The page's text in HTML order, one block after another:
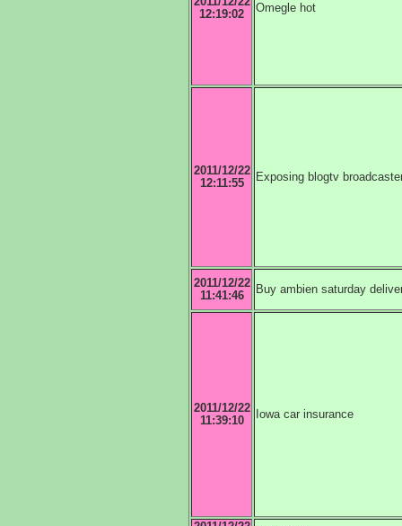
12:19:02
Omegle hot
2011/12/22
12:11:55
Exposing blogtv
2011/12/22
11:41:46
Buy ambien saturday
2011/12/22
11:39:10
Iowa car insurance